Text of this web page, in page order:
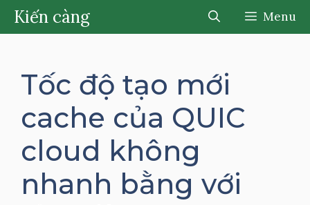
Chuyển
đến
dung
Kiến càng Menu
Tốc độ tạo mới
cache của QUIC
cloud không
nhanh bằng với